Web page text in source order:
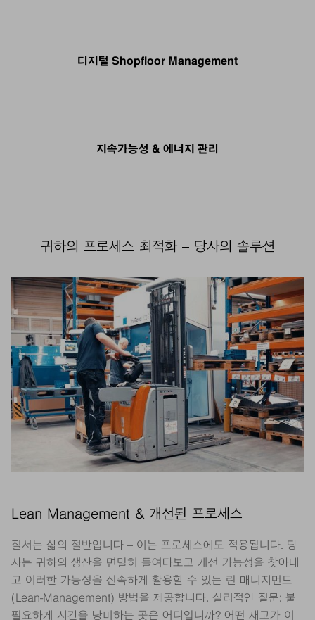
디지털 Shopfloor Management
지속가능성 & 에너지 관리
귀하의 프로세스 최적화 – 당사의 솔루션
Lean Management & 개선된 프로세스
질서는 삷의 절반입니다 – 이는 프로세스에도 적용됩니다. 당
사는 귀하의 생산을 면밀히 들여다보고 개선 가능성을 찾아내
고 이러한 가능성을 신속하게 활용할 수 있는 린 매니지먼트
(Lean-Management) 방법을 제공합니다. 실리적인 질문: 불
필요하게 시간을 낭비하는 곳은 어디입니까? 어떤 재고가 이